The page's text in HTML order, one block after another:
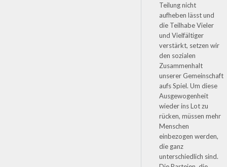
Teilung nicht
aufheben lässt und
die Teilhabe Vieler
und Vielfältiger
verstärkt, setzen wir
den sozialen
Zusammenhalt
unserer Gemeinschaft
aufs Spiel. Um diese
Ausgewogenheit
wieder ins Lot zu
rücken, müssen mehr
Menschen
einbezogen werden,
die ganz
unterschiedlich sind.